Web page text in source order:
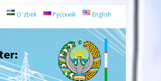
Oʻzbek Русский English